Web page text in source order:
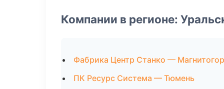
Компании в регионе:
Фабрика Центр Станко —
ПК Ресурс Система — Тюмень